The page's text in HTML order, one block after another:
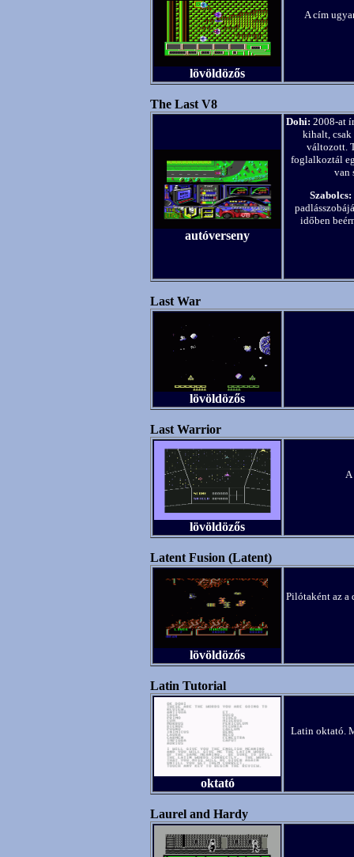
lövöldözős
A cím
The Last V8
autóverseny
Dohi: 2008-at
kihalt, csak
változott.
foglalkoztál
van
Szabolcs:
időben
Last War
lövöldözős
Last Warrior
lövöldözős
A
Latent Fusion (Latent)
lövöldözős
Pilótaként az a
Latin Tutorial
oktató
Latin oktató.
Laurel and Hardy